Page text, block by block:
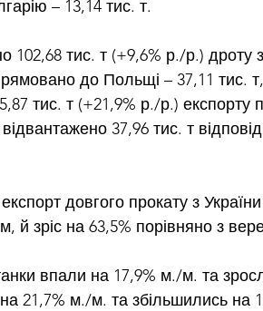
– 13,14 тис. т.
102,68 тис. т (+9,6% р./р.) дроту
до Польщі – 37,11 тис. т,
тис. т (+21,9% р./р.)
37,96 тис. т
довгого прокату з
й зріс на 63,5% порівняно з
впали на 17,9% м./м. та
21,7% м./м. та збільшились на